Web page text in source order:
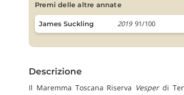
premi delle altre annate
James Suckling 2019 91/100
Descrizione
Il Maremma Toscana Riserva Vesperdi